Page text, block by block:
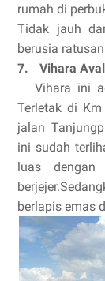
rumah di
Tidak jauh
berusia
7.
Vihara
ini
Terletak di
jalan
ini sudah
luas dengan
berlapis emas